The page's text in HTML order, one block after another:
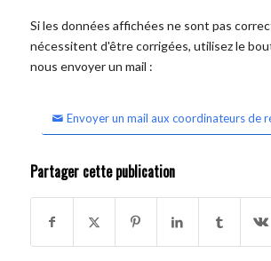
Si les données affichées ne sont pas
nécessitent d'être corrigées, utilisez le
nous envoyer un mail :
Envoyer un mail aux coordinateurs de
Partager cette publication